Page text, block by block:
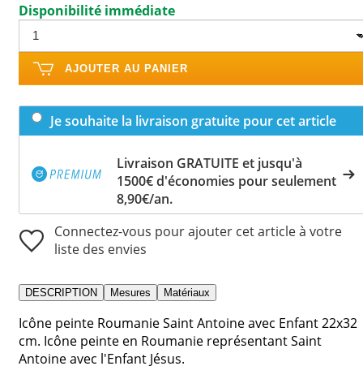
Disponibilité immédiate
AJOUTER AU PANIER
Je souhaite la livraison gratuite pour cet article
Livraison GRATUITE et jusqu'à
1500€ d'économies pour seulement
8,90€/an.
Connectez-vous pour ajouter cet article à votre
liste des envies
DESCRIPTION Mesures Matériaux
Icône peinte Roumanie Saint Antoine avec Enfant 22x32
cm. Icône peinte en Roumanie représentant Saint
Antoine avec l'Enfant Jésus.